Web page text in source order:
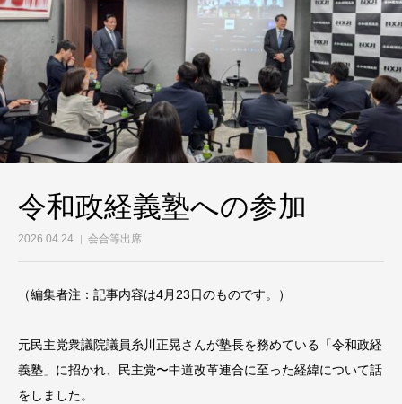
令和政経義塾への参加
2026.04.24 会合等出席
（編集者注：記事内容は4月23日のものです。）
元民主党衆議院議員糸川正晃さんが塾長を務めている「令和政経
義塾」に招かれ、民主党〜中道改革連合に至った経緯について話
をしました。